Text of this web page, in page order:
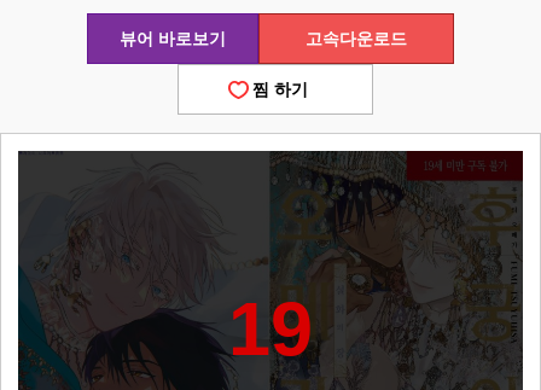
뷰어 바로보기 고속다운로드
찜 하기
19